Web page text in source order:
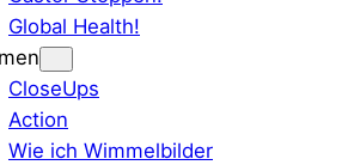
Global Health!
CloseUps
Action
Wie ich Wimmelbilder